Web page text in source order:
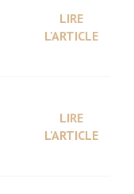
LIRE
L'ARTICLE
LIRE
L'ARTICLE